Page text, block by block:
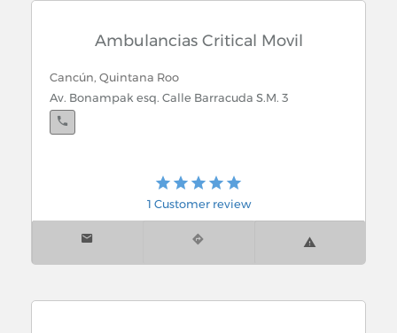
Ambulancias Critical Movil
Cancún, Quintana Roo
Av. Bonampak esq. Calle Barracuda S.M. 3
1 Customer review